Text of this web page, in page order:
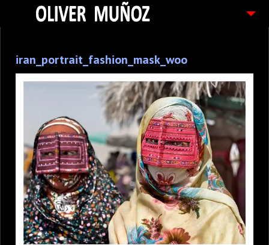
FOTOGRAFIAS
CONTACTO
iran_portrait_fashion_mask_woo